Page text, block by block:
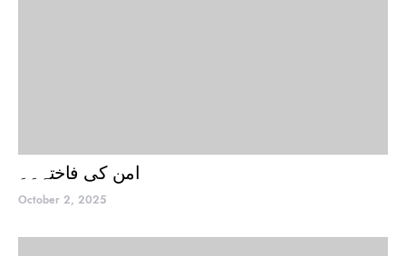
امن کی فاختہ۔۔
October 2, 2025